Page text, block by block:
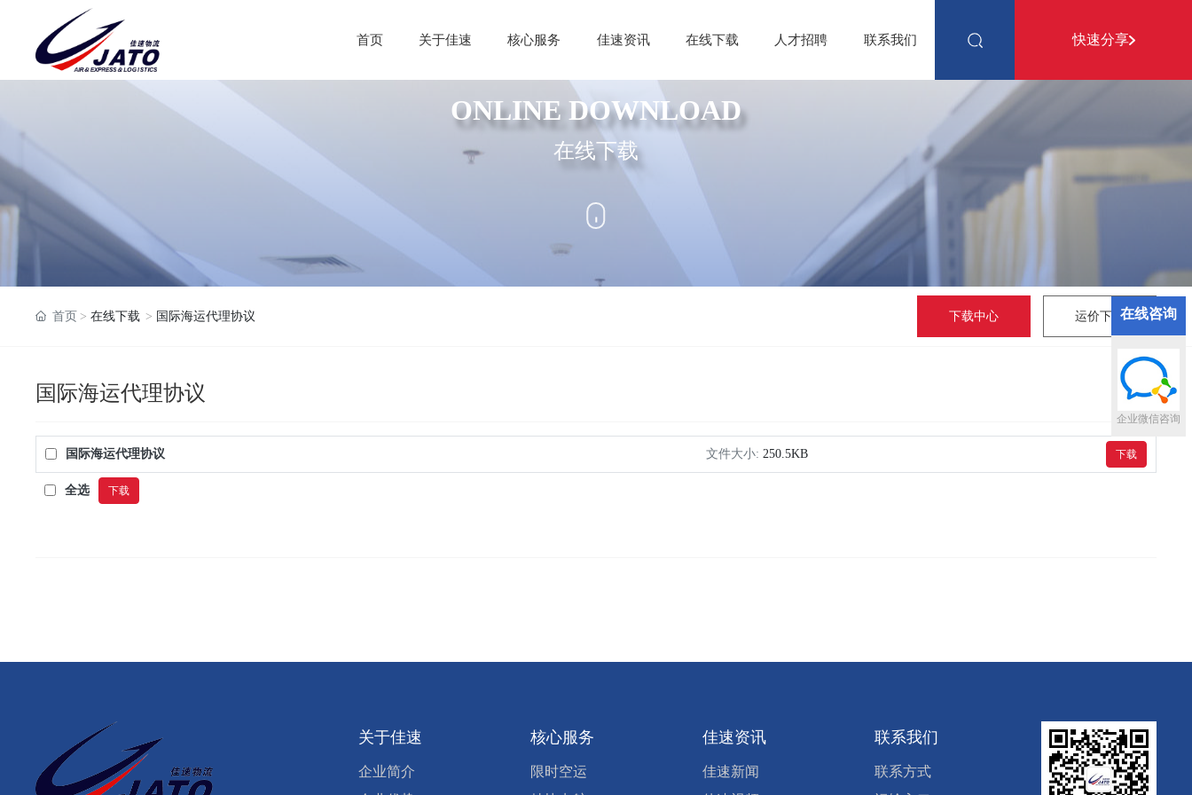
首页 关于佳速 核心服务 佳速资讯 在线下载 人才招聘 联系我们 快速分享
ONLINE DOWNLOAD
在线下载
首页 在线下载 国际海运代理协议 下载中心 运价下载
国际海运代理协议
国际海运代理协议 文件大小:250.5KB 下载
全选 下载
关于佳速
企业简介
核心服务
限时空运
佳速资讯
佳速新闻
联系我们
联系方式
在线咨询
企业微信咨询